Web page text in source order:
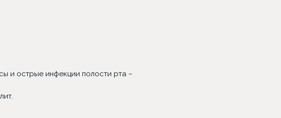
и острые инфекции полости рта –